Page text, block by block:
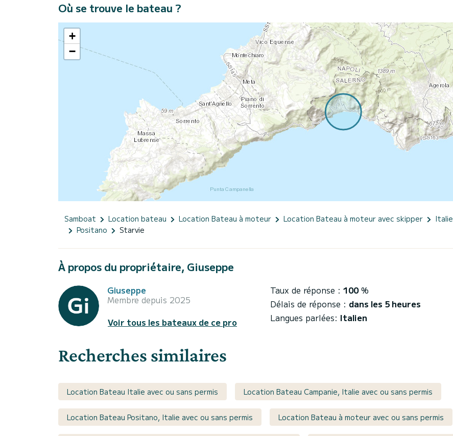
Où se trouve le bateau ?
+
−
Samboat Location bateau Location Bateau à moteur Location Bateau à moteur avec skipper Italie
Positano
Starvie
À propos du propriétaire, Giuseppe
Giuseppe
Membre depuis 2025
Voir tous les bateaux de ce pro
Taux de réponse : 100%
Délais de réponse : dans les 5 heures
Langues parlées: Italien
Recherches similaires
Location Bateau Italie avec ou sans permis Location Bateau Campanie, Italie avec ou sans permis
Location Bateau Positano, Italie avec ou sans permis Location Bateau à moteur avec ou sans permis